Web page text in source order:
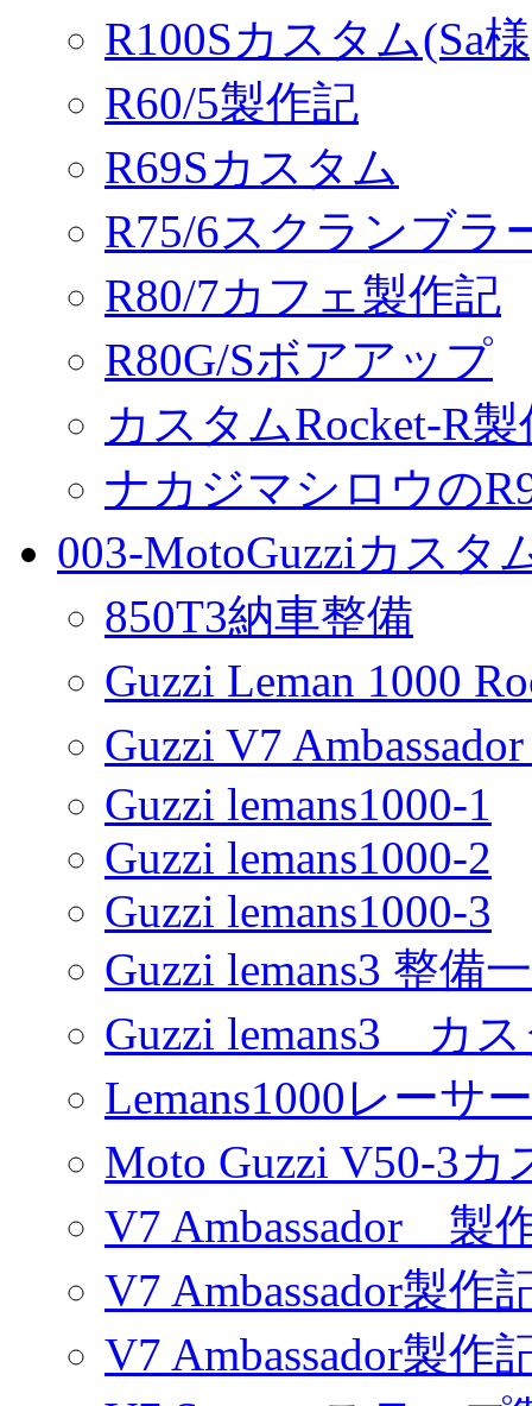
R100Sカスタム(Sa
R60/5製作記
R69Sカスタム
R75/6スクランブラ
R80/7カフェ製作記
R80G/Sボアアップ
カスタムRocket-R
ナカジマシロウの
003-MotoGuzziカスタ
850T3納車整備
Guzzi Leman 1000
Guzzi V7
Guzzi lemans1000-1
Guzzi lemans1000-2
Guzzi lemans1000-3
Guzzi lemans3 整備
Guzzi lemans3 カ
Lemans1000レーサ
Moto Guzzi V50-3カ
V7 Ambassador 製
V7 Ambassador製作
V7 Ambassador製作